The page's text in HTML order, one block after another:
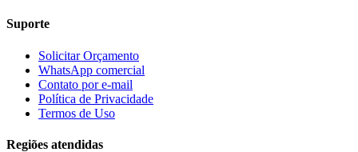
Suporte
Solicitar Orçamento
WhatsApp comercial
Contato por e-mail
Política de Privacidade
Termos de Uso
Regiões atendidas